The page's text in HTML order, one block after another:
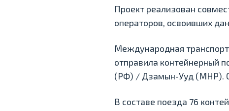
Проект реализован
операторов, освоивших
Международная
отправила контейнерный
(РФ) / Дзамын-Ууд (МНР).
В составе поезда 76